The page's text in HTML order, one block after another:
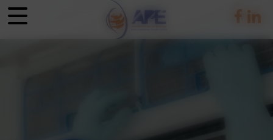
Panneau de gestion des cookies